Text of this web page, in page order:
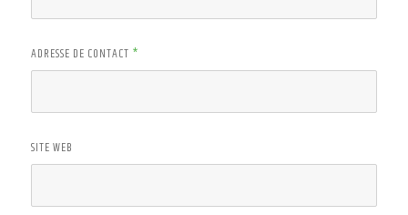
ADRESSE DE CONTACT *
SITE WEB